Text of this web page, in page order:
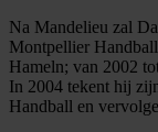
Na Mandelieu zal
Montpellier
Hameln; van 2002
In 2004 tekent hij
Handball en